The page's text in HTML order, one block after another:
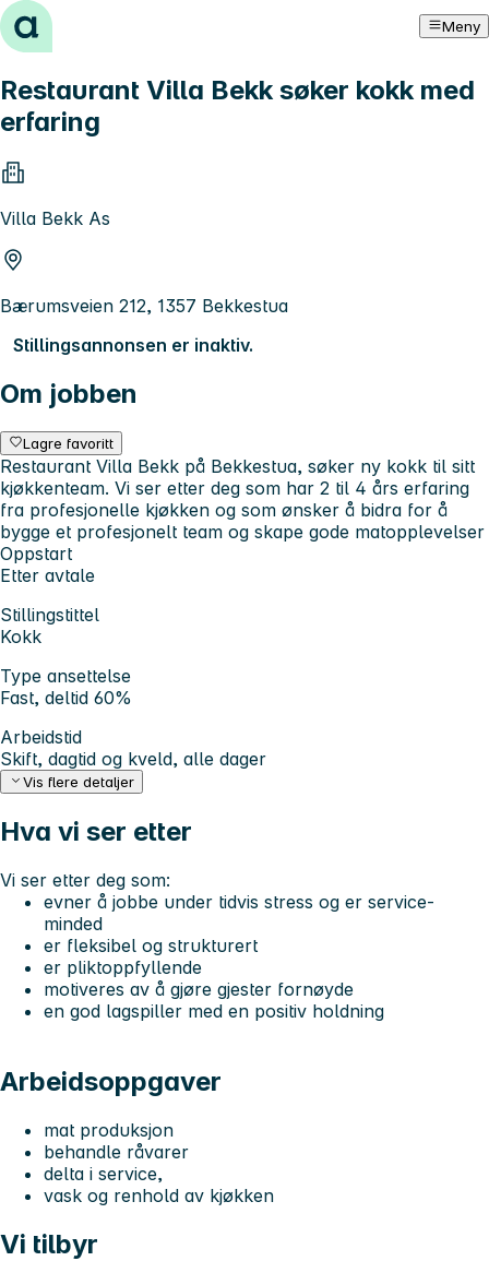
Hopp til innhold Meny
Restaurant Villa Bekk søker kokk med
erfaring
Villa Bekk As
Bærumsveien 212, 1357 Bekkestua
Stillingsannonsen er inaktiv.
Om jobben
Lagre favoritt
Restaurant Villa Bekk på Bekkestua, søker ny kokk til sitt
kjøkkenteam. Vi ser etter deg som har 2 til 4 års erfaring
fra profesjonelle kjøkken og som ønsker å bidra for å
bygge et profesjonelt team og skape gode matopplevelser
Oppstart
Etter avtale
Stillingstittel
Kokk
Type ansettelse
Fast, deltid 60%
Arbeidstid
Skift, dagtid og kveld, alle dager
Vis flere detaljer
Hva vi ser etter
Vi ser etter deg som:
evner å jobbe under tidvis stress og er service-
minded
er fleksibel og strukturert
er pliktoppfyllende
motiveres av å gjøre gjester fornøyde
en god lagspiller med en positiv holdning
Arbeidsoppgaver
mat produksjon
behandle råvarer
delta i service,
vask og renhold av kjøkken
Vi tilbyr